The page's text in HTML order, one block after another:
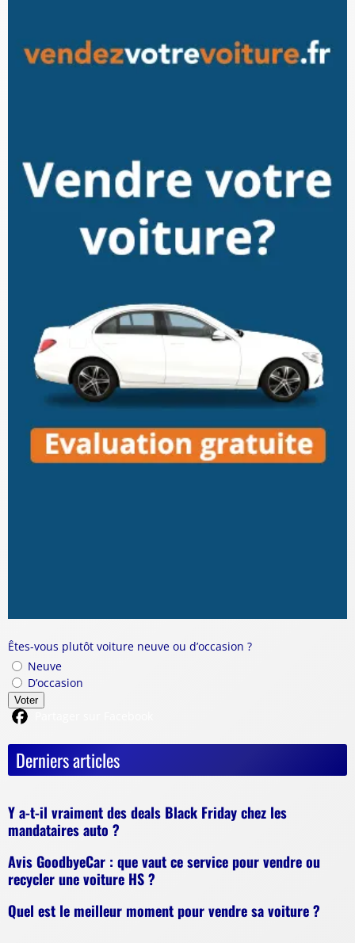
Êtes-vous plutôt voiture neuve ou d’occasion ?
Neuve
D’occasion
Voter
Derniers articles
Y a-t-il vraiment des deals Black Friday chez les
mandataires auto ?
Avis GoodbyeCar : que vaut ce service pour vendre ou
recycler une voiture HS ?
Quel est le meilleur moment pour vendre sa voiture ?